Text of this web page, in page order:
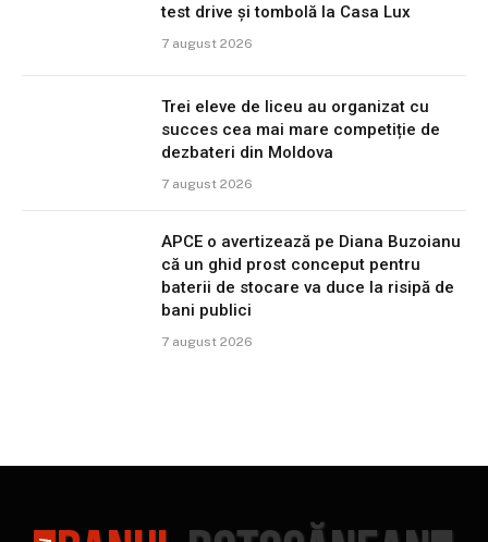
test drive și tombolă la Casa Lux
7 august 2026
Trei eleve de liceu au organizat cu
succes cea mai mare competiție de
dezbateri din Moldova
7 august 2026
APCE o avertizează pe Diana Buzoianu
că un ghid prost conceput pentru
baterii de stocare va duce la risipă de
bani publici
7 august 2026